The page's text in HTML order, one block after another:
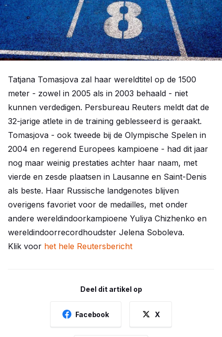
Tatjana Tomasjova zal haar wereldtitel op de 1500
meter - zowel in 2005 als in 2003 behaald - niet
kunnen verdedigen. Persbureau Reuters meldt dat de
32-jarige atlete in de training geblesseerd is geraakt.
Tomasjova - ook tweede bij de Olympische Spelen in
2004 en regerend Europees kampioene - had dit jaar
nog maar weinig prestaties achter haar naam, met
vierde en zesde plaatsen in Lausanne en Saint-Denis
als beste. Haar Russische landgenotes blijven
overigens favoriet voor de medailles, met onder
andere wereldindoorkampioene Yuliya Chizhenko en
wereldindoorrecordhoudster Jelena Soboleva.
Klik voor het hele Reutersbericht
Deel dit artikel op
Facebook X